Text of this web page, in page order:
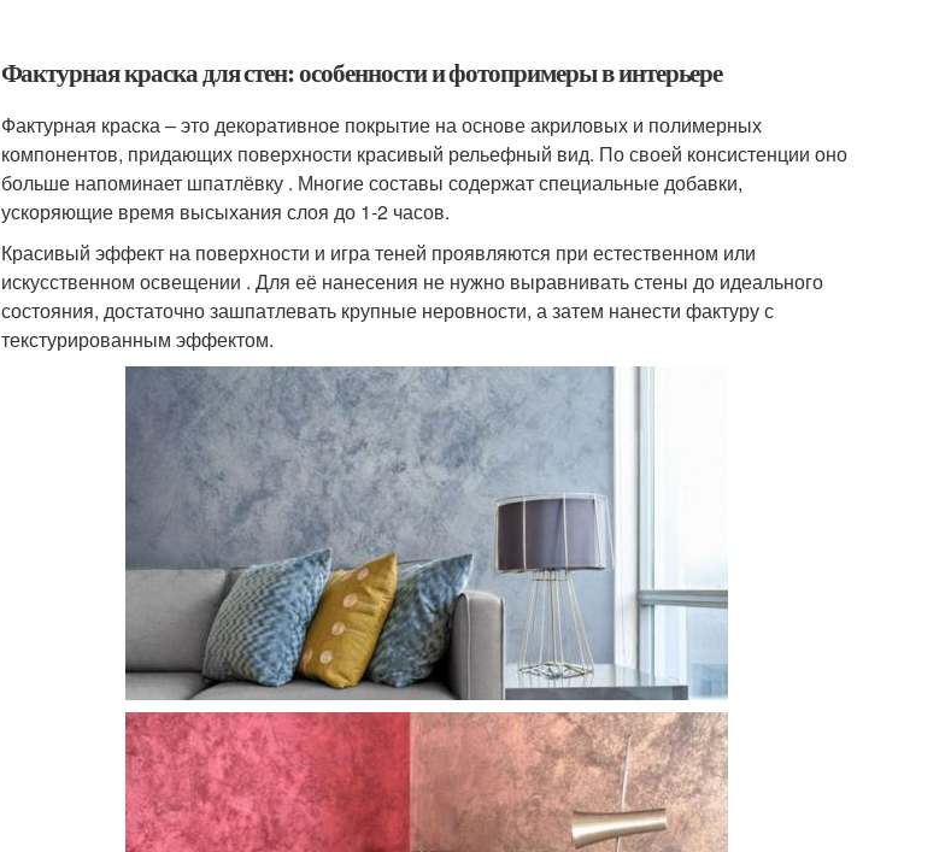
Фактурная краска для стен: особенности и фотопримеры в интерьере
Фактурная краска – это декоративное покрытие на основе акриловых и полимерных
компонентов, придающих поверхности красивый рельефный вид. По своей консистенции оно
больше напоминает шпатлёвку . Многие составы содержат специальные добавки,
ускоряющие время высыхания слоя до 1-2 часов.
Красивый эффект на поверхности и игра теней проявляются при естественном или
искусственном освещении . Для её нанесения не нужно выравнивать стены до идеального
состояния, достаточно зашпатлевать крупные неровности, а затем нанести фактуру с
текстурированным эффектом.